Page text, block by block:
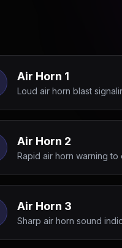
Air Horn 1
Loud air horn blast
Air Horn 2
Rapid air horn warning
Air Horn 3
Sharp air horn sound